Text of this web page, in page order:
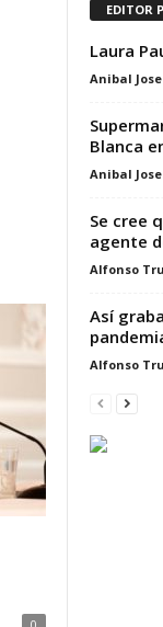
EDITOR
Laura
Anibal Jose
Blanca
Anibal Jose
Se cree
agente
Alfonso
Así
Alfonso